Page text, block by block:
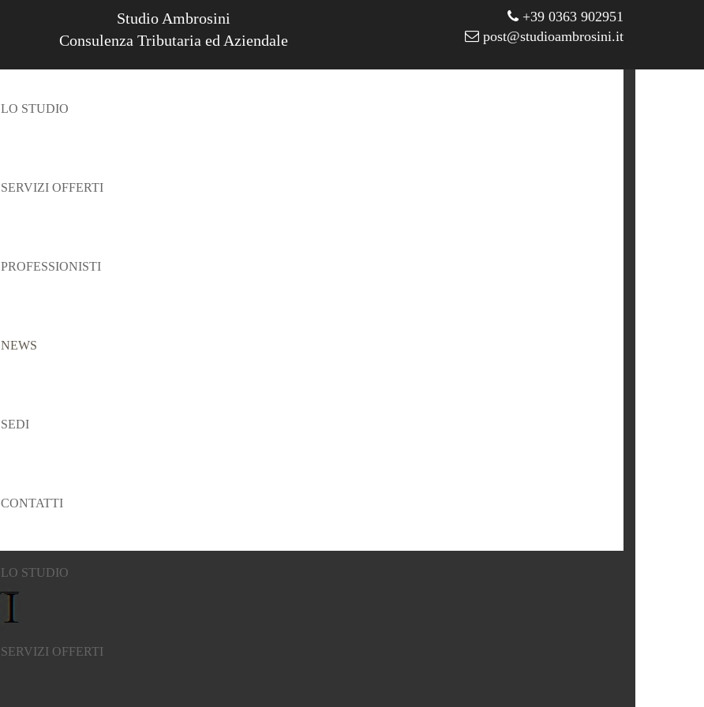
Studio Ambrosini
Consulenza Tributaria ed Aziendale
+39 0363 902951
post@studioambrosini.it
LO STUDIO
SERVIZI OFFERTI
PROFESSIONISTI
NEWS
SEDI
CONTATTI
LO STUDIO
SERVIZI OFFERTI